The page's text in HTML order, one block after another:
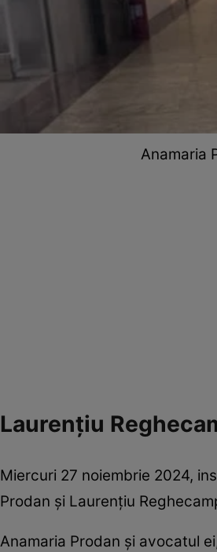
Anamaria
Laurențiu
Miercuri 27 noiembrie 2024,
Prodan și Laurențiu
Anamaria Prodan și avocatul